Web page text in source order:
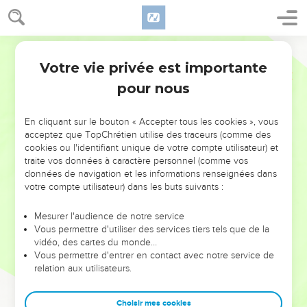
NE MANQUEZ PAS L’ÉVÉNEMENT
DE L’ANNÉE !
ET SI LEURS ERREURS POUVAIENT VOUS ÉVITER LES
VOTRES ?
leur foi ou leur vision. Mais on voit moins les doutes, les erreurs
et les saisons difficiles qu'ils ont traversés, alors même que ce
sont elles qui les ont façonnés.
Dans cette conférence, leaders, entrepreneurs, et responsables
clés pour avancer avec plus de sagesse afin que leurs erreurs
Votre vie privée est importante
pour nous
En cliquant sur le bouton « Accepter tous les cookies », vous
acceptez que TopChrétien utilise des traceurs (comme des
cookies ou l'identifiant unique de votre compte utilisateur) et
traite vos données à caractère personnel (comme vos
données de navigation et les informations renseignées dans
votre compte utilisateur) dans les buts suivants :
Mesurer l'audience de notre service
Vous permettre d'utiliser des services tiers tels que de la
vidéo, des cartes du monde…
Vous permettre d'entrer en contact avec notre service de
relation aux utilisateurs.
Choisir mes cookies